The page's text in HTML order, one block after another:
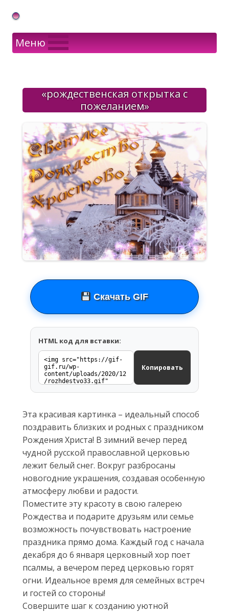
Gif Открытки в подарок
Меню
«рождественская открытка с
пожеланием»
Скачать GIF
HTML код для вставки:
Копировать
Эта красивая картинка – идеальный способ
поздравить близких и родных с праздником
Рождения Христа! В зимний вечер перед
чудной русской православной церковью
лежит белый снег. Вокруг разбросаны
новогодние украшения, создавая особенную
атмосферу любви и радости.
Поместите эту красоту в свою галерею
Рождества и подарите друзьям или семье
возможность почувствовать настроение
праздника прямо дома. Каждый год с начала
декабря до 6 января церковный хор поет
псалмы, а вечером перед церковью горят
огни. Идеальное время для семейных встреч
и гостей со стороны!
Совершите шаг к созданию уютной